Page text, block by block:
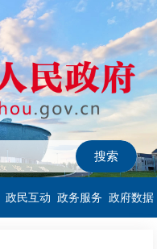
政民互动 政务服务 政府数据